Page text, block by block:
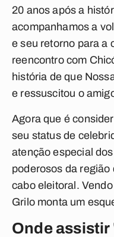
20 anos após a
acompanhamos a
e seu retorno para a
reencontro com
história de que
e ressuscitou o
Agora que é
seu status de
atenção especial
poderosos da
cabo eleitoral.
Grilo monta um
Onde assistir